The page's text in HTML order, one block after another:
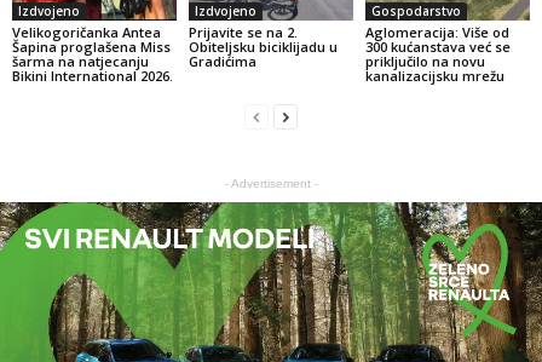
Izdvojeno
Velikogoričanka Antea
Šapina proglašena Miss
šarma na natjecanju
Bikini International 2026.
Izdvojeno
Prijavite se na 2.
Obiteljsku biciklijadu u
Gradićima
Gospodarstvo
Aglomeracija: Više od
300 kućanstava već se
priključilo na novu
kanalizacijsku mrežu
- Advertisement -